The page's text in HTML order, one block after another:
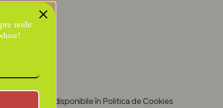
sunt disponibile în Politica de Cookies
noile